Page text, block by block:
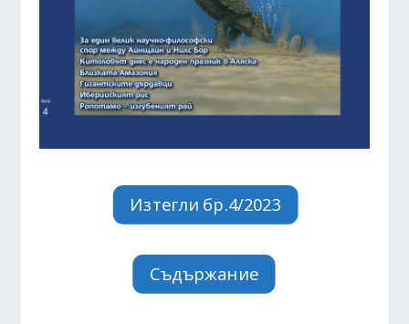
Изтегли бр.4/2023
Съдържание